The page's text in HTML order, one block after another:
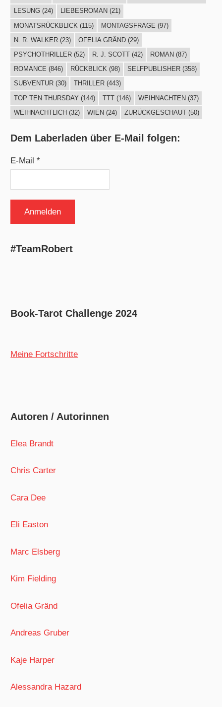
LESUNG(24) LIEBESROMAN (21)
MONATSRÜCKBLICK (115) MONTAGSFRAGE (97)
N. R. WALKER(23) OFELIA GRÄND(29)
PSYCHOTHRILLER(52) R. J. SCOTT(42) ROMAN (87)
ROMANCE (846) RÜCKBLICK(98) SELFPUBLISHER(358)
SUBVENTUR(30) THRILLER(443)
TOP TEN THURSDAY (144) TTT(146) WEIHNACHTEN(37)
WEIHNACHTLICH (32) WIEN (24) ZURÜCKGESCHAUT(50)
Dem Laberladen über E-Mail folgen:
E-Mail *
#TeamRobert
Book-Tarot Challenge 2024
Meine Fortschritte
Autoren / Autorinnen
Elea Brandt
Chris Carter
Cara Dee
Eli Easton
Marc Elsberg
Kim Fielding
Ofelia Gränd
Andreas Gruber
Kaje Harper
Alessandra Hazard